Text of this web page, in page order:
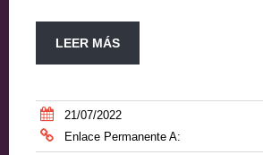
LEER MÁS
21/07/2022
Enlace Permanente A: